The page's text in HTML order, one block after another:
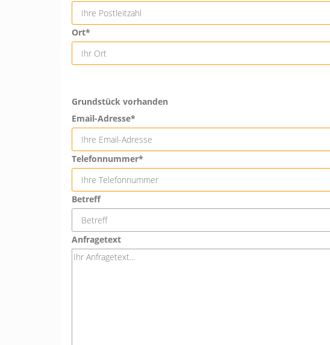
Ort*
Grundstück vorhanden
Email-Adresse*
Telefonnummer*
Betreff
Anfragetext